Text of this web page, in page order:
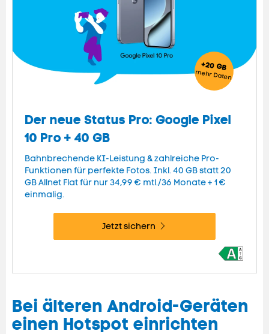
Der neue Status Pro: Google Pixel
10 Pro + 40 GB
Bahnbrechende KI-Leistung & zahlreiche Pro-
Funktionen für perfekte Fotos. Inkl. 40 GB statt 20
GBAllnet Flatfür nur 34,99 € mtl./36 Monate + 1 €
einmalig.
Jetzt sichern
+20 GB
mehrDaten
Bei älteren Android-Geräten
einen Hotspot einrichten